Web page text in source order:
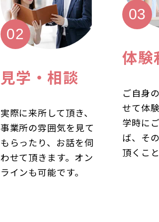
見学・相談
実際に来所して頂き、
事業所の雰囲気を見て
もらったり、お話を伺
わせて頂きます。オン
ラインも可能です。
体験
ご自身
せて体
学時に
ば、そ
頂くこ